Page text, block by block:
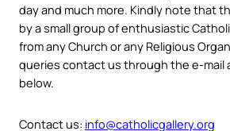
day and much more. Kindly note that
by a small group of enthusiastic
from any Church or any Religious
queries contact us through the e-mail
below.
Contact us: info@catholicgallery.org